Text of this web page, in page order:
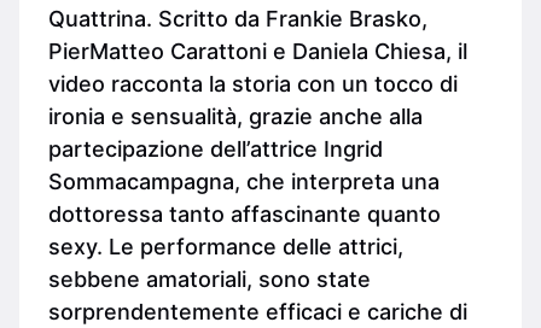
Quattrina. Scritto da Frankie Brasko,
PierMatteo Carattoni e Daniela Chiesa, il
video racconta la storia con un tocco di
ironia e sensualità, grazie anche alla
partecipazione dell’attrice Ingrid
Sommacampagna, che interpreta una
dottoressa tanto affascinante quanto
sexy. Le performance delle attrici,
sebbene amatoriali, sono state
sorprendentemente efficaci e cariche di